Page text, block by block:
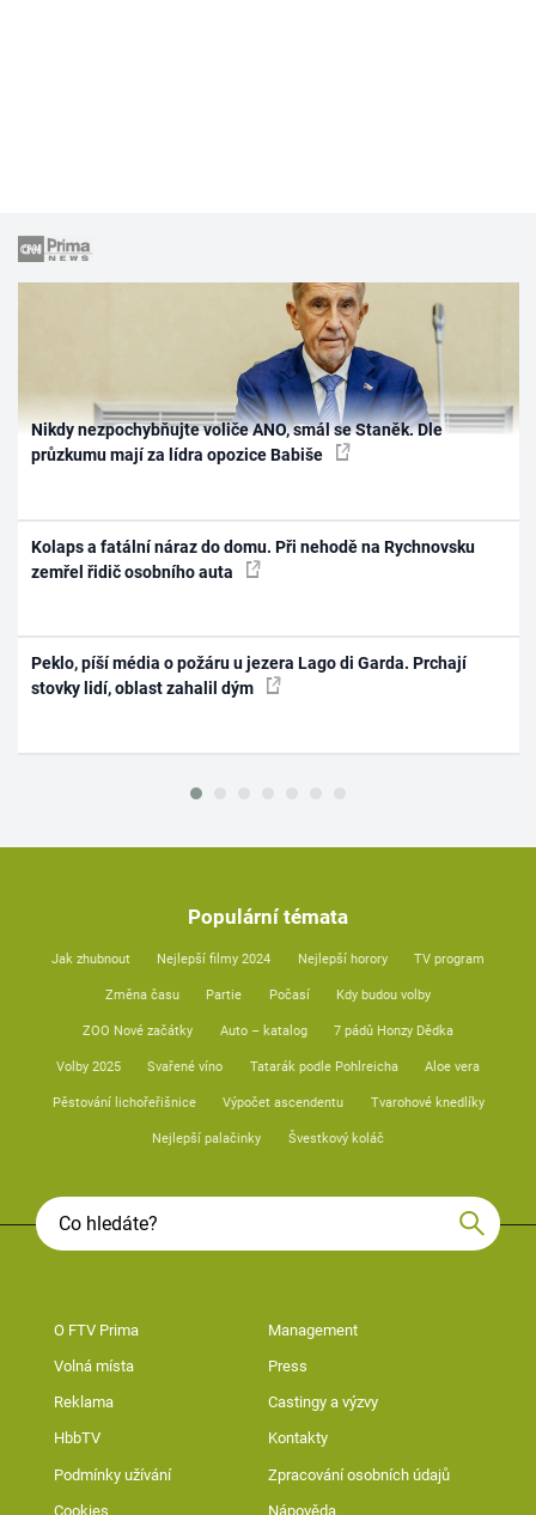
Nikdy nezpochybňujte voliče ANO, smál se Staněk. Dle
průzkumu mají za lídra opozice Babiše
Kolaps a fatální náraz do domu. Při nehodě na Rychnovsku
zemřel řidič osobního auta
Peklo, píší média o požáru u jezera Lago di Garda. Prchají
stovky lidí, oblast zahalil dým
Populární témata
Jak zhubnout Nejlepší filmy 2024 Nejlepší horory TV program
Změna času Partie Počasí Kdy budou volby
ZOO Nové začátky Auto – katalog 7 pádů Honzy Dědka
Volby 2025 Svařené víno Tatarák podle Pohlreicha Aloe vera
Pěstování lichořeřišnice Výpočet ascendentu Tvarohové knedlíky
Nejlepší palačinky Švestkový koláč
O FTV Prima Management
Volná místa Press
Reklama Castingy a výzvy
HbbTV Kontakty
Podmínky užívání Zpracování osobních údajů
Cookies Nápověda